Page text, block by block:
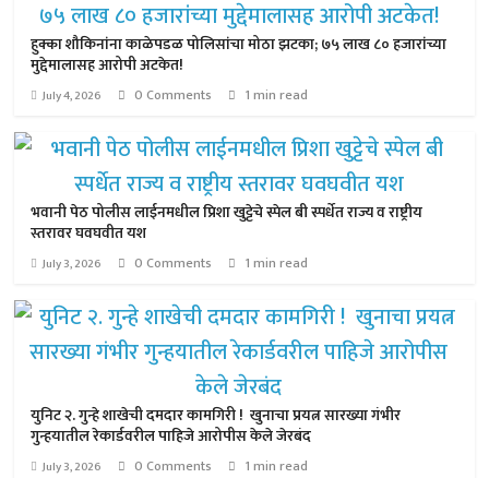
हुक्का शौकिनांना काळेपडळ पोलिसांचा मोठा झटका; ७५ लाख ८० हजारांच्या
मुद्देमालासह आरोपी अटकेत!
July 4, 2026 0 Comments 1 min read
भवानी पेठ पोलीस लाईनमधील प्रिशा खुट्टेचे स्पेल बी स्पर्धेत राज्य व राष्ट्रीय
स्तरावर घवघवीत यश
July 3, 2026 0 Comments 1 min read
युनिट २. गुन्हे शाखेची दमदार कामगिरी ! खुनाचा प्रयत्न सारख्या गंभीर
गुन्हयातील रेकार्डवरील पाहिजे आरोपीस केले जेरबंद
July 3, 2026 0 Comments 1 min read